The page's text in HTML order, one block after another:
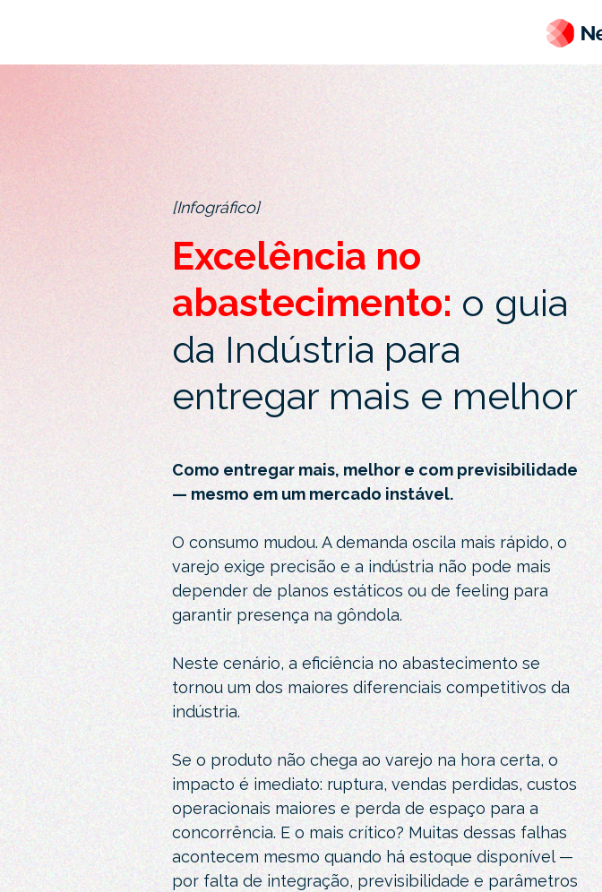
[Infográfico]
Excelência no
abastecimento: o guia
da Indústria para
entregar mais e melhor
Como entregar mais, melhor e com previsibilidade
— mesmo em um mercado instável.
O consumo mudou. A demanda oscila mais rápido, o
varejo exige precisão e a indústria não pode mais
depender de planos estáticos ou de feeling para
garantir presença na gôndola.
Neste cenário, a eficiência no abastecimento se
tornou um dos maiores diferenciais competitivos da
indústria.
Se o produto não chega ao varejo na hora certa, o
impacto é imediato: ruptura, vendas perdidas, custos
operacionais maiores e perda de espaço para a
concorrência. E o mais crítico? Muitas dessas falhas
acontecem mesmo quando há estoque disponível —
por falta de integração, previsibilidade e parâmetros